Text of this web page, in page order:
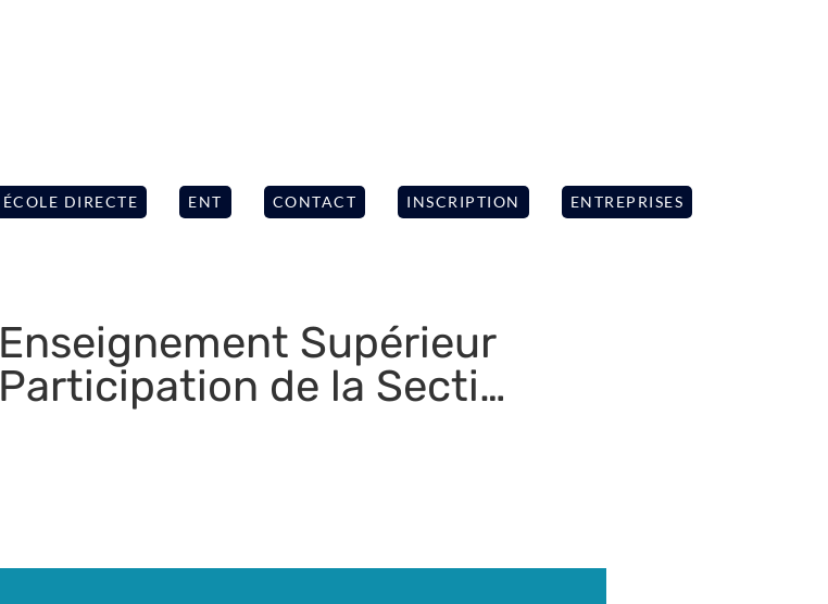
ÉCOLE DIRECTE ENT CONTACT INSCRIPTION ENTREPRISES
Enseignement Supérieur
Participation de la Secti…